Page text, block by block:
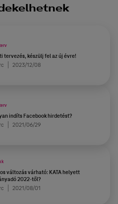
tervezés, készülj fel az új évre!
2023/12/08
indíts Facebook hirdetést?
2021/06/29
változás várható: KATA helyett
2022-től?
2021/08/01